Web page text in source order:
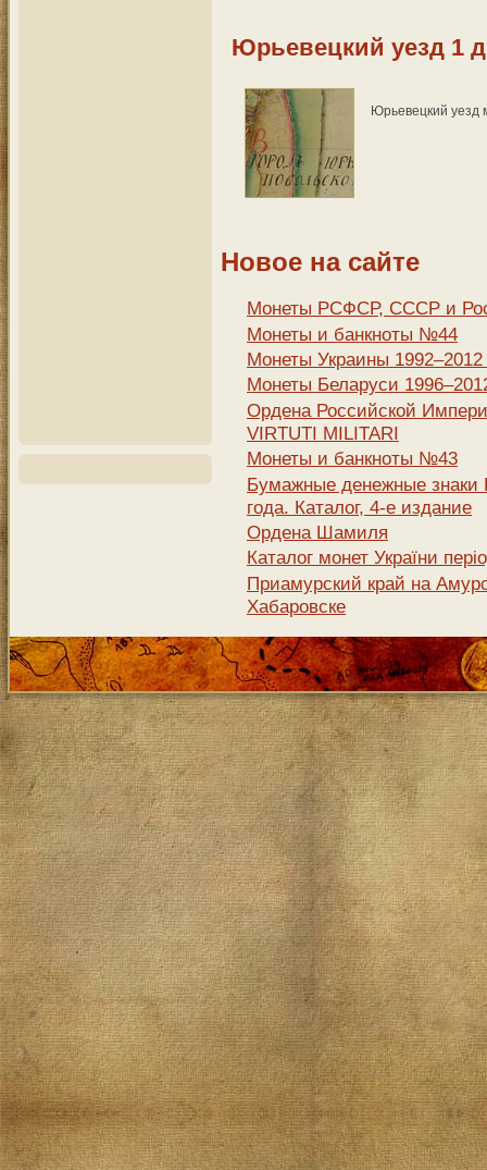
Юрьевецкий уезд 1
Юрьевецкий уезд
Новое на сайте
Монеты РСФСР, СССР и
Монеты и банкноты №44
Монеты Украины 1992–2012
Монеты Беларуси
Ордена Российской
VIRTUTI MILITARI
Монеты и банкноты №43
Бумажные денежные знаки
года. Каталог, 4-е издание
Ордена Шамиля
Каталог монет України
Приамурский край на
Хабаровске